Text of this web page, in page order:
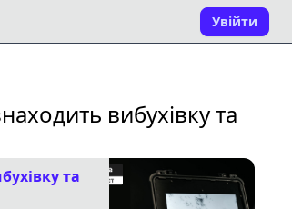
Увійти
вибухівку та
та